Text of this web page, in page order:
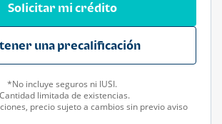
Solicitar mi crédito
una precalificación
*No incluye seguros ni IUSI.
limitada de existencias.
precio sujeto a cambios sin previo aviso